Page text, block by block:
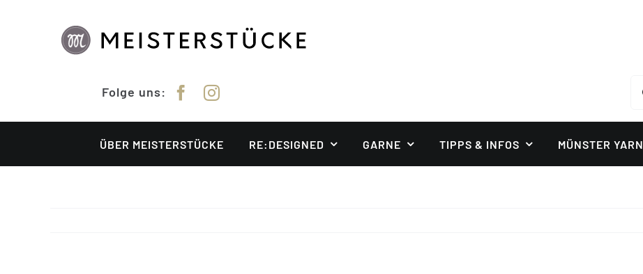
Folge uns:
ÜBER MEISTERSTÜCKE RE:DESIGNED GARNE TIPPS & INFOS MÜNSTER YARN